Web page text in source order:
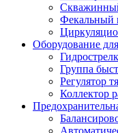
Фекальный
Оборудование
Группа
Регулятор
Коллектор